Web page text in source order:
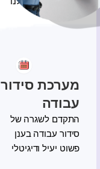
מערכת סידור
עבודה
התקדם לשגרה של
סידור עבודה בענן
פשוט יעיל ודיגיטלי